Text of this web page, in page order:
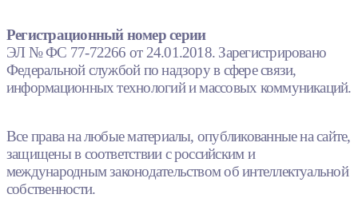
Регистрационный номер серии
ЭЛ № ФС 77-72266 от 24.01.2018. Зарегистрировано
Федеральной службой по надзору в сфере связи,
информационных технологий и массовых коммуникаций.
Все права на любые материалы, опубликованные на сайте,
защищены в соответствии с российским и
международным законодательством об интеллектуальной
собственности.